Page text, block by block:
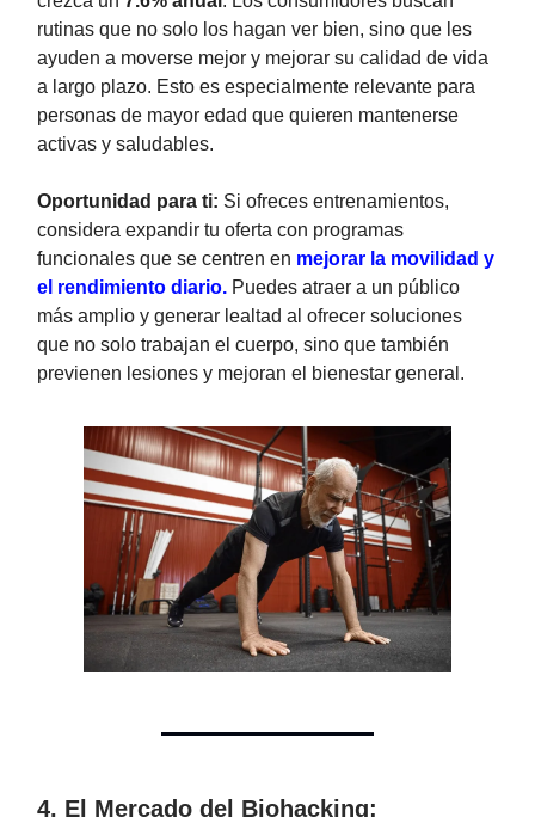
rutinas que no solo los hagan ver bien, sino que les
ayuden a moverse mejor y mejorar su calidad de vida
a largo plazo. Esto es especialmente relevante para
personas de mayor edad que quieren mantenerse
activas y saludables.
Oportunidad para ti: Si ofreces entrenamientos,
considera expandir tu oferta con programas
funcionales que se centren en mejorar la movilidad y
el rendimiento diario. Puedes atraer a un público
más amplio y generar lealtad al ofrecer soluciones
que no solo trabajan el cuerpo, sino que también
previenen lesiones y mejoran el bienestar general.
4. El Mercado del Biohacking: